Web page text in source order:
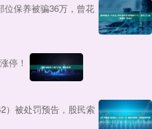
位保养被骗36万，曾花
停！
）被处罚预告，股民索